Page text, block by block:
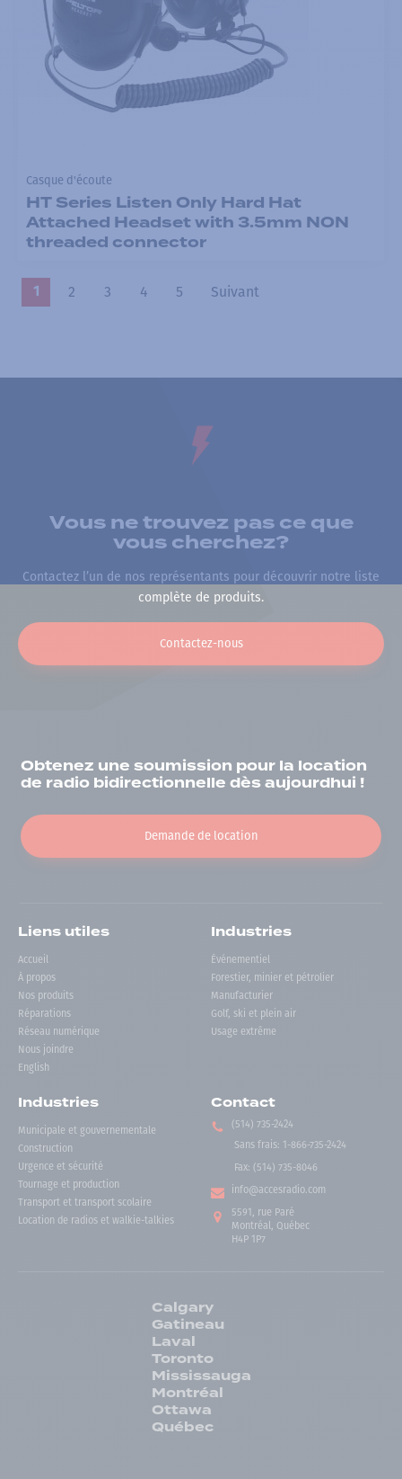
Casque d'écoute
HT Series Listen Only Hard Hat
Attached Headset with 3.5mm NON
threaded connector
1 2 3 4 5 Suivant
Vous ne trouvez pas ce que
vous cherchez?
Contactez l’un de nos représentants pour découvrir notre liste
complète de produits.
Contactez-nous
Obtenez une soumission pour la location
de radio bidirectionnelle dès aujourdhui !
Demande de location
Liens utiles
Accueil
À propos
Nos produits
Réparations
Réseau numérique
Nous joindre
English
Industries
Événementiel
Forestier, minier et pétrolier
Manufacturier
Golf, ski et plein air
Usage extrême
Industries
Municipale et gouvernementale
Construction
Urgence et sécurité
Tournage et production
Transport et transport scolaire
Location de radios et walkie-talkies
Contact
(514) 735-2424
Sans frais: 1-866-735-2424
Fax:(514) 735-8046
info@accesradio.com
5591, rue Paré
Montréal, Québec
H4P 1P7
Calgary
Gatineau
Laval
Toronto
Mississauga
Montréal
Ottawa
Québec